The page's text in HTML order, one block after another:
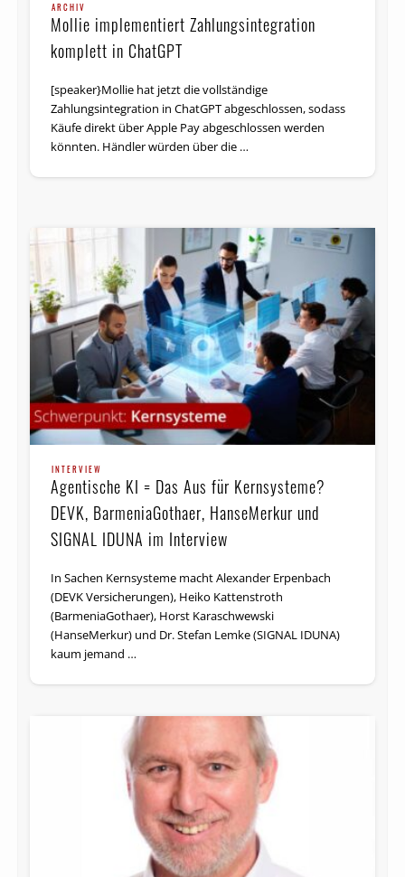
ARCHIV
Mollie implementiert Zahlungsintegration
komplett in ChatGPT
[speaker}Mollie hat jetzt die vollständige
Zahlungsintegration in ChatGPT abgeschlossen, sodass
Käufe direkt über Apple Pay abgeschlossen werden
könnten. Händler würden über die …
INTERVIEW
Agentische KI = Das Aus für Kernsysteme?
DEVK, BarmeniaGothaer, HanseMerkur und
SIGNAL IDUNA im Interview
In Sachen Kernsysteme macht Alexander Erpenbach
(DEVK Versicherungen), Heiko Kattenstroth
(BarmeniaGothaer), Horst Karaschwewski
(HanseMerkur) und Dr. Stefan Lemke (SIGNAL IDUNA)
kaum jemand …